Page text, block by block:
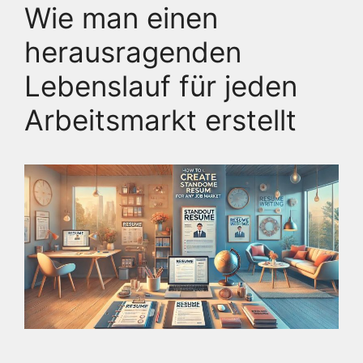
Wie man einen
herausragenden
Lebenslauf für jeden
Arbeitsmarkt erstellt